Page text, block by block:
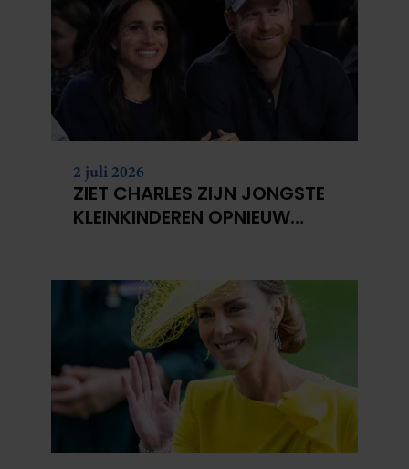
2 juli 2026
ZIET CHARLES ZIJN JONGSTE
KLEINKINDEREN OPNIEUW